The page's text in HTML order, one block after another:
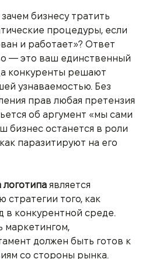
бизнесу тратить
процедуры, если
и работает»? Ответ
— это ваш единственный
конкуренты решают
узнаваемостью. Без
прав любая претензия
об аргумент «мы сами
бизнес останется в роли
паразитируют на его
логотипа является
стратегии того, как
в конкурентной среде.
маркетингом,
должен быть готов к
со стороны рынка.